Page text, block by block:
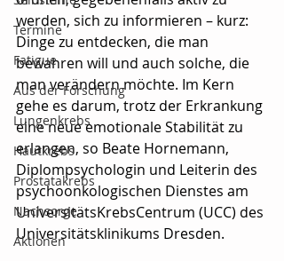
Termine
Fatigue
Aus der Forschung
Lungenkrebs
Hautkrebs
Prostatakrebs
Nachsorge
Aktionen
werden, sich zu informieren – kurz:
Dinge zu entdecken, die man
bewahren will und auch solche, die
man verändern möchte. Im Kern
gehe es darum, trotz der Erkrankung
eine neue emotionale Stabilität zu
erlangen, so Beate Hornemann,
Diplompsychologin und Leiterin des
psychoonkologischen Dienstes am
UniversitätsKrebsCentrum (UCC) des
Universitätsklinikums Dresden.